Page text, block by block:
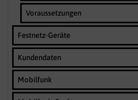
Voraussetzungen
Festnetz-Geräte
Kundendaten
Mobilfunk